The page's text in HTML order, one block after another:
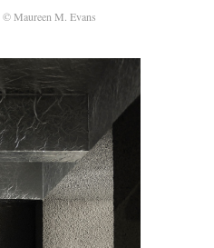
© Maureen M. Evans